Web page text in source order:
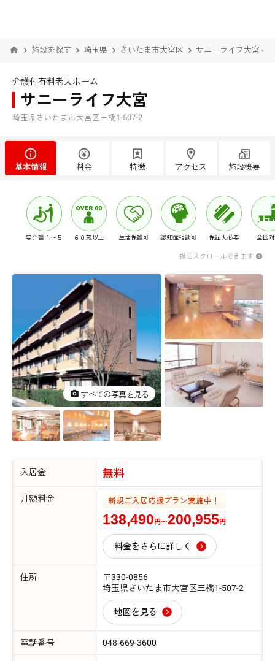
施設を探す 埼玉県 さいたま市大宮区 サニーライフ大宮 -
介護付有料老人ホーム
サニーライフ大宮
埼玉県さいたま市大宮区三橋1-507-2
基本情報 料金 特徴 アクセス 施設概要
要介護１〜５ ６０歳以上 生活保護可 認知症相談可 保証人必要 全国
横にスクロールできます
すべての写真を見る
すべての写真を見る
入居金 無料
月額料金 新規ご入居応援プラン実施中！
138,490 円〜200,955円
料金をさらに詳しく
住所
〒330-0856
埼玉県さいたま市大宮区三橋1-507-2
地図を見る
電話番号 048-669-3600